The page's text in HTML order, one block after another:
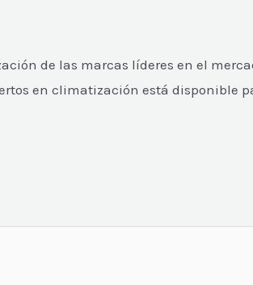
de las marcas líderes en el
en climatización está disponible